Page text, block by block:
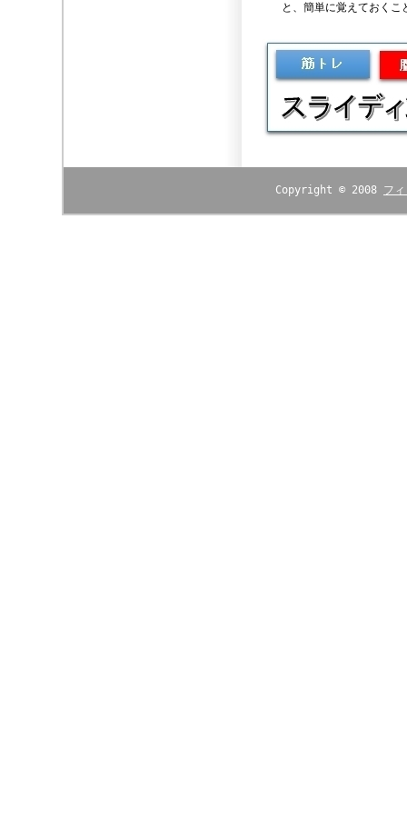
と、簡単に覚えておくこ
Copyright © 2008 フ